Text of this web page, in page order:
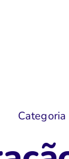
Categoria